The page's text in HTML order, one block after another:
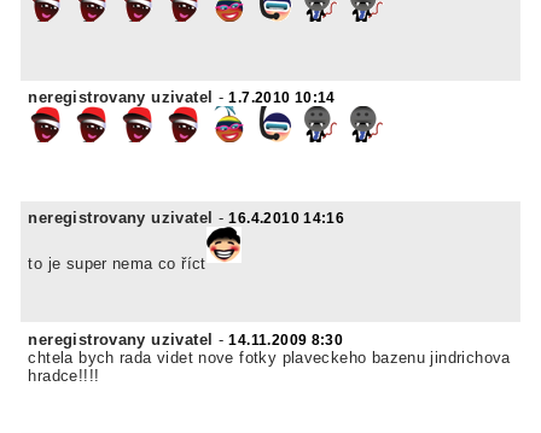
neregistrovany uzivatel -1.7.2010 10:14
neregistrovany uzivatel -16.4.2010 14:16
to je super nema co říct
neregistrovany uzivatel -14.11.2009 8:30
chtela bych rada videt nove fotky plaveckeho bazenu jindrichova
hradce!!!!